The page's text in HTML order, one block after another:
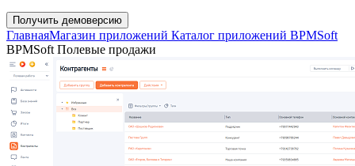
Получить демоверсию
ГлавнаяМагазин приложений Каталог приложений BPMSoft
BPMSoft Полевые продажи